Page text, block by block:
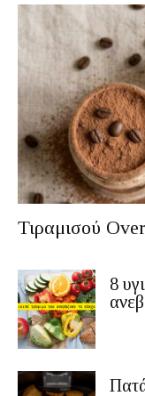
Τιραμισού
8